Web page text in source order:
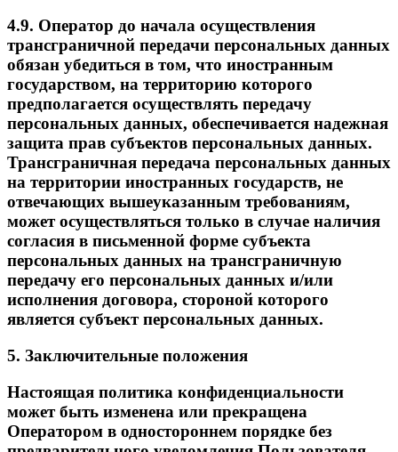
4.9. Оператор до начала осуществления
трансграничной передачи персональных данных
обязан убедиться в том, что иностранным
государством, на территорию которого
предполагается осуществлять передачу
персональных данных, обеспечивается надежная
защита прав субъектов персональных данных.
Трансграничная передача персональных данных
на территории иностранных государств, не
отвечающих вышеуказанным требованиям,
может осуществляться только в случае наличия
согласия в письменной форме субъекта
персональных данных на трансграничную
передачу его персональных данных и/или
исполнения договора, стороной которого
является субъект персональных данных.
5. Заключительные положения
Настоящая политика конфиденциальности
может быть изменена или прекращена
Оператором в одностороннем порядке без